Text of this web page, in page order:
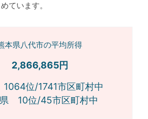
ています。
本県八代市の平均所得
2,866,865円
位/1741市区町村中
10位/45市区町村中